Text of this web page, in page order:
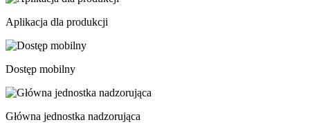
Aplikacja dla produkcji
Dostęp mobilny
Główna jednostka nadzorująca